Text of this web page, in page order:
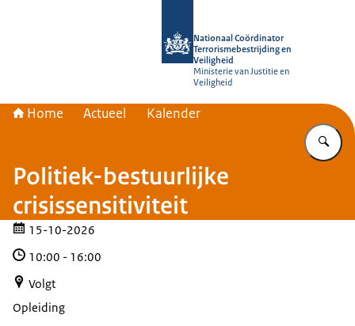
Nationaal Coördinator
Terrorismebestrijding en
Veiligheid
Ministerie van Justitie en
Veiligheid
Home Actueel Kalender
Politiek-bestuurlijke
crisissensitiviteit
15-10-2026
10:00 - 16:00
Volgt
Opleiding